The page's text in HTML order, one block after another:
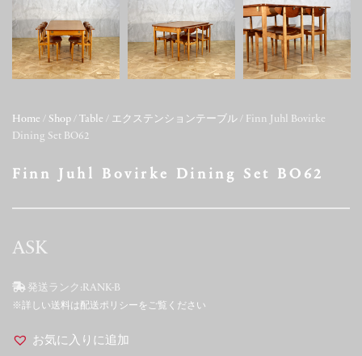
Home / Shop / Table / エクステンションテーブル / Finn Juhl Bovirke
Dining Set BO62
Finn Juhl Bovirke Dining Set BO62
ASK
発送ランク: RANK-B
※詳しい送料は配送ポリシーをご覧ください
お気に入りに追加